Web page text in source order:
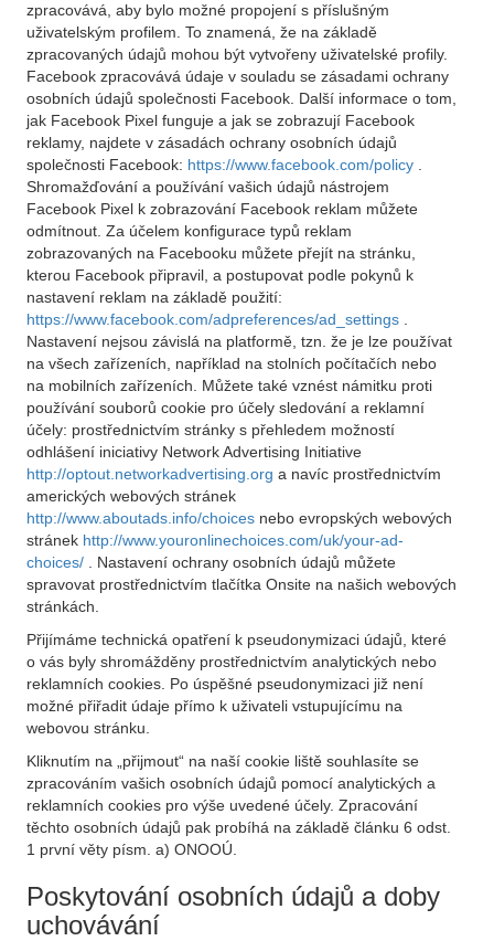
zpracovává, aby bylo možné propojení s příslušným
uživatelským profilem. To znamená, že na základě
zpracovaných údajů mohou být vytvořeny uživatelské profily.
Facebook zpracovává údaje v souladu se zásadami ochrany
osobních údajů společnosti Facebook. Další informace o tom,
jak Facebook Pixel funguje a jak se zobrazují Facebook
reklamy, najdete v zásadách ochrany osobních údajů
společnosti Facebook: https://www.facebook.com/policy
Shromažďování a používání vašich údajů nástrojem
Facebook Pixel k zobrazování Facebook reklam můžete
odmítnout. Za účelem konfigurace typů reklam
zobrazovaných na Facebooku můžete přejít na stránku,
kterou Facebook připravil, a postupovat podle pokynů k
nastavení reklam na základě použití:
https://www.facebook.com/adpreferences/ad_settings
Nastavení nejsou závislá na platformě, tzn. že je lze používat
na všech zařízeních, například na stolních počítačích nebo
na mobilních zařízeních. Můžete také vznést námitku proti
používání souborů cookie pro účely sledování a reklamní
účely: prostřednictvím stránky s přehledem možností
odhlášení iniciativy Network Advertising Initiative
http://optout.networkadvertising.org a navíc prostřednictvím
amerických webových stránek
http://www.aboutads.info/choices nebo evropských webových
stránek http://www.youronlinechoices.com/uk/your-ad-
choices/
. Nastavení ochrany osobních údajů můžete
spravovat prostřednictvím tlačítka Onsite na našich webových
stránkách.
Přijímáme technická opatření k pseudonymizaci údajů, které
o vás byly shromážděny prostřednictvím analytických nebo
reklamních cookies. Po úspěšné pseudonymizaci již není
možné přiřadit údaje přímo k uživateli vstupujícímu na
webovou stránku.
Kliknutím na „přijmout“ na naší cookie liště souhlasíte se
zpracováním vašich osobních údajů pomocí analytických a
reklamních cookies pro výše uvedené účely. Zpracování
těchto osobních údajů pak probíhá na základě článku 6 odst.
1 první věty písm. a) ONOOÚ.
Poskytování osobních údajů a doby
uchovávání